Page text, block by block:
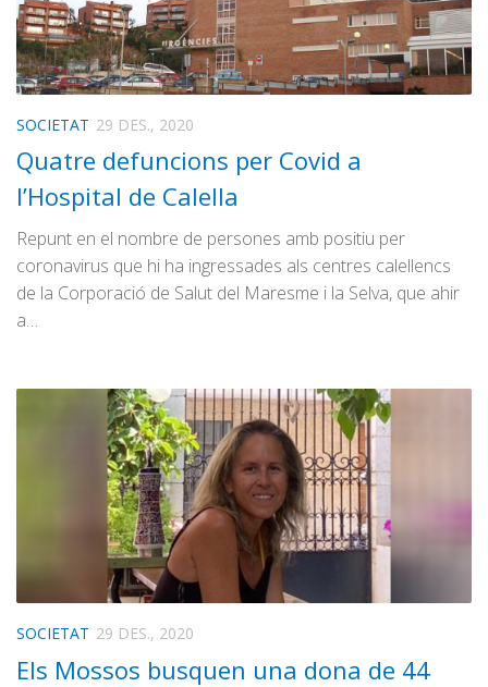
SOCIETAT 29 DES., 2020
Quatre defuncions per Covid a
l’Hospital de Calella
Repunt en el nombre de persones amb positiu per
coronavirus que hi ha ingressades als centres calellencs
de la Corporació de Salut del Maresme i la Selva, que ahir
a…
SOCIETAT 29 DES., 2020
Els Mossos busquen una dona de 44